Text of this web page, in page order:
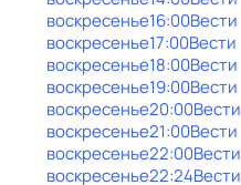
воскресенье16:00Вести
воскресенье17:00Вести
воскресенье18:00Вести
воскресенье19:00Вести
воскресенье20:00Вести
воскресенье21:00Вести
воскресенье22:00Вести
воскресенье22:24Вести